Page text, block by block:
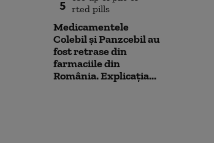
5
Medicamentele
Colebil și Panzcebil au
fost retrase din
farmaciile din
România. Explicația...